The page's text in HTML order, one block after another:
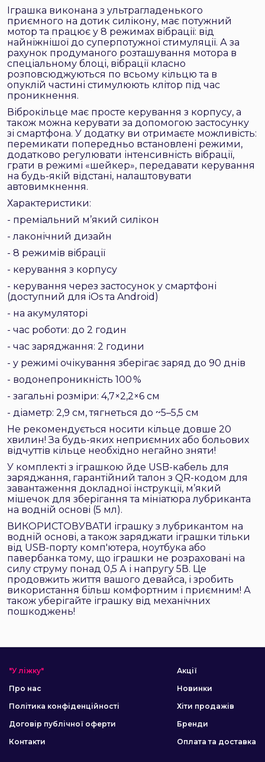
Іграшка виконана з ультрагладенького
приємного на дотик силікону, має потужний
мотор та працює у 8 режимах вібрації: від
найніжнішої до суперпотужної стимуляції. А за
рахунок продуманого розташування мотора в
спеціальному блоці, вібрації класно
розповсюджуються по всьому кільцю та в
опуклій частині стимулюють клітор під час
проникнення.
Віброкільце має просте керування з корпусу, а
також можна керувати за допомогою застосунку
зі смартфона. У додатку ви отримаєте можливість:
перемикати попередньо встановлені режими,
додатково регулювати інтенсивність вібрації,
грати в режимі «шейкер», передавати керування
на будь-якій відстані, налаштовувати
автовимкнення.
Характеристики:
- преміальний м’який силікон
- лаконічний дизайн
- 8 режимів вібрації
- керування з корпусу
- керування через застосунок у смартфоні
(доступний для iOs та Android)
- на акумуляторі
- час роботи: до 2 годин
- час заряджання: 2 години
- у режимі очікування зберігає заряд до 90 днів
- водонепроникність 100 %
- загальні розміри: 4,7×2,2×6 см
- діаметр: 2,9 см, тягнеться до ~5–5,5 см
Не рекомендується носити кільце довше 20
хвилин! За будь-яких неприємних або больових
відчуттів кільце необхідно негайно зняти!
У комплекті з іграшкою йде USB-кабель для
заряджання, гарантійний талон з QR-кодом для
завантаження докладної інструкції, м’який
мішечок для зберігання та мініатюра лубриканта
на водній основі (5 мл).
ВИКОРИСТОВУВАТИ іграшку з лубрикантом на
водній основі, а також заряджати іграшки тільки
від USB-порту комп'ютера, ноутбука або
павербанка тому, що іграшки не розраховані на
силу струму понад 0,5 А і напругу 5В. Це
продовжить життя вашого девайса, і зробить
використання більш комфортним і приємним! А
також уберігайте іграшку від механічних
пошкоджень!
"У ліжку"
Про нас
Політика конфіденційності
Договір публічної оферти
Контакти
Акції
Новинки
Хіти продажів
Бренди
Оплата та доставка